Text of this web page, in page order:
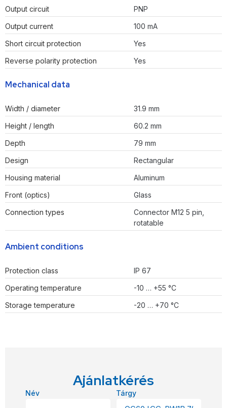
Output circuit
PNP
Output current
100 mA
Short circuit protection
Yes
Reverse polarity protection
Yes
Mechanical data
Width / diameter
31.9 mm
Height / length
60.2 mm
Depth
79 mm
Design
Rectangular
Housing material
Aluminum
Front (optics)
Glass
Connection types
Connector M12 5 pin,
rotatable
Ambient conditions
Protection class
IP 67
Operating temperature
-10 … +55 °C
Storage temperature
-20 … +70 °C
Ajánlatkérés
Név Tárgy